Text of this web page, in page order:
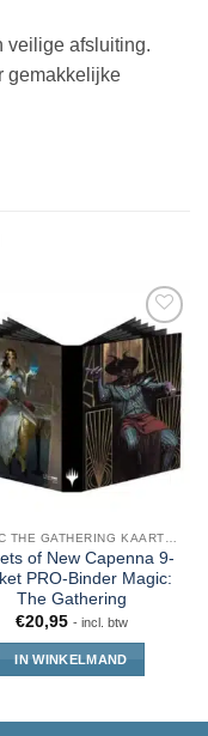
veilige afsluiting.
gemakkelijke
of New Capenna 9-
PRO-Binder Magic:
The Gathering
€20,95 - incl. btw
IN WINKELMAND